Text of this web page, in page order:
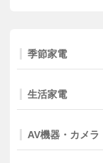
季節家電
生活家電
AV機器・カメラ